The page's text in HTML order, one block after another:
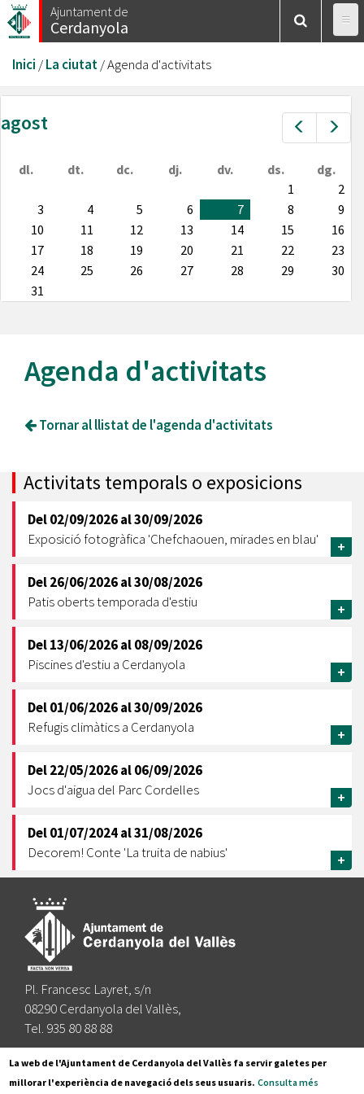
Vés
al
Ajuntament de
Cerdanyola
Esteu
aquí
Inici /La ciutat/Agenda d'activitats
Prev
agost
dl. dt. dc. dj. dv. ds.
dg.
1
2
3
4 5 6 7 8
9
10
11 12 13 14 15
16
17
18 19 20 21 22
23
24
25 26 27 28 29
30
31
Agenda d'activitats
Tornar al llistat de l'agenda d'activitats
Activitats temporals o exposicions
Del02/09/2026al30/09/2026
Exposició fotogràfica 'Chefchaouen, mirades en blau'
+
Del26/06/2026al30/08/2026
Patis oberts temporada d'estiu
+
Del13/06/2026al08/09/2026
Piscines d'estiu a Cerdanyola
+
Del01/06/2026al30/09/2026
Refugis climàtics a Cerdanyola
+
Del22/05/2026al06/09/2026
Jocs d'aigua del Parc Cordelles
+
Del01/07/2024al31/08/2026
Decorem! Conte 'La truita de nabius'
+
Pl. Francesc Layret, s/n
08290 Cerdanyola del Vallès,
Tel. 935 80 88 88
Segueix-nos a:
La web de l'Ajuntament de Cerdanyola del Vallès fa servir galetes per
millorar l'experiència de navegació dels seus usuaris. Consulta més